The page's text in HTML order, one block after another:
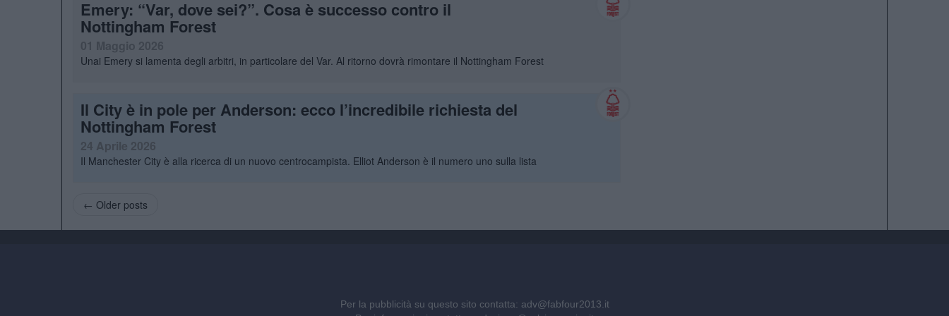
Emery: “Var, dove sei?”. Cosa è successo contro il
Nottingham Forest
Unai Emery si lamenta degli arbitri, in particolare del Var. Al ritorno dovrà rimontare il Nottingham Forest
Il City è in pole per Anderson: ecco l’incredibile richiesta del
Nottingham Forest
24 Aprile 2026
Il Manchester City è alla ricerca di un nuovo centrocampista. Elliot Anderson è il numero uno sulla lista
← Older posts
Per la pubblicità su questo sito contatta: adv@fabfour2013.it